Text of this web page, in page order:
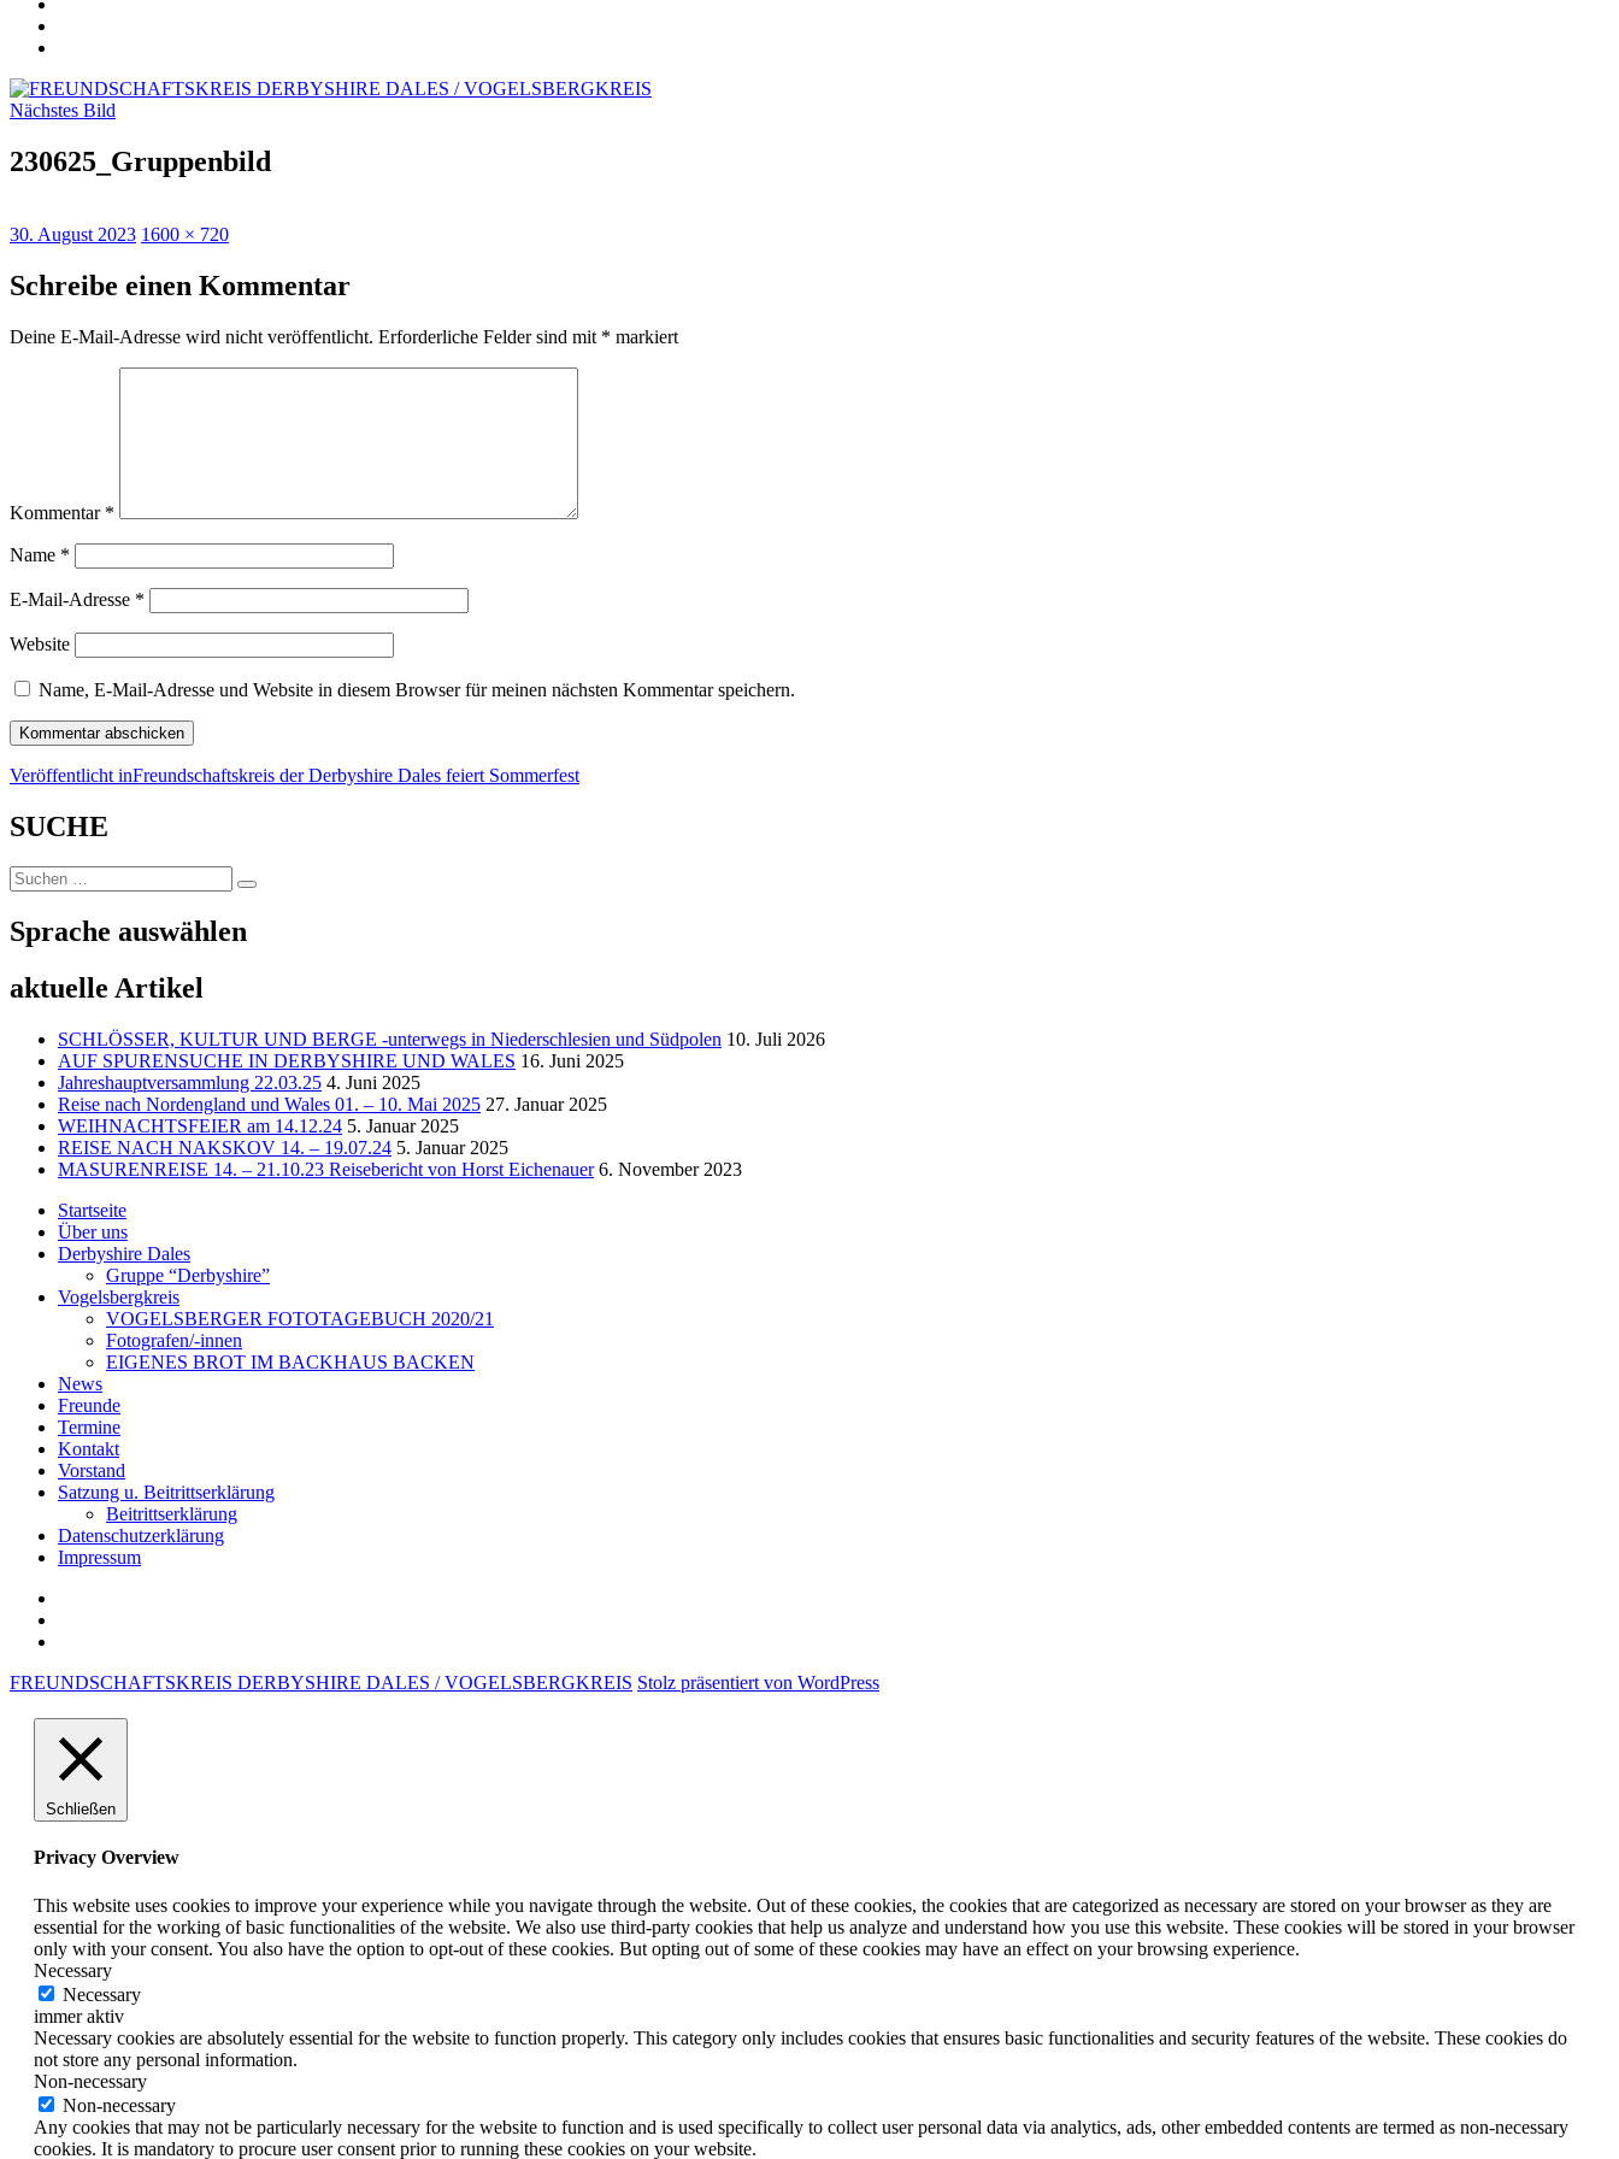
Nächstes Bild
230625_Gruppenbild
Veröffentlicht
30. August 2023 Originalgröße
1600 × 720
Schreibe einen Kommentar
Deine E-Mail-Adresse wird nicht veröffentlicht. Erforderliche Felder sind mit * markiert
Kommentar *
Name *
E-Mail-Adresse *
Website
Name, E-Mail-Adresse und Website in diesem Browser für meinen nächsten Kommentar speichern.
Beitragsnavigation
Veröffentlicht inFreundschaftskreis der Derbyshire Dales feiert Sommerfest
SUCHE
Suchen
nach:
Suchen
Sprache auswählen
aktuelle Artikel
SCHLÖSSER, KULTUR UND BERGE -unterwegs in Niederschlesien und Südpolen 10. Juli 2026
AUF SPURENSUCHE IN DERBYSHIRE UND WALES 16. Juni 2025
Jahreshauptversammlung 22.03.25 4. Juni 2025
Reise nach Nordengland und Wales 01. – 10. Mai 2025 27. Januar 2025
WEIHNACHTSFEIER am 14.12.24 5. Januar 2025
REISE NACH NAKSKOV 14. – 19.07.24 5. Januar 2025
MASURENREISE 14. – 21.10.23 Reisebericht von Horst Eichenauer 6. November 2023
Startseite
Über uns
Derbyshire Dales
Gruppe “Derbyshire”
Vogelsbergkreis
VOGELSBERGER FOTOTAGEBUCH 2020/21
Fotografen/-innen
EIGENES BROT IM BACKHAUS BACKEN
News
Freunde
Termine
Kontakt
Vorstand
Satzung u. Beitrittserklärung
Beitrittserklärung
Datenschutzerklärung
Impressum
FREUNDSCHAFTSKREIS DERBYSHIRE DALES / VOGELSBERGKREIS Stolz präsentiert von WordPress
Schließen
Privacy Overview
This website uses cookies to improve your experience while you navigate through the website. Out of these cookies, the cookies that are categorized as necessary are stored on your browser as they are
essential for the working of basic functionalities of the website. We also use third-party cookies that help us analyze and understand how you use this website. These cookies will be stored in your browser
only with your consent. You also have the option to opt-out of these cookies. But opting out of some of these cookies may have an effect on your browsing experience.
Necessary
Necessary
immer aktiv
Necessary cookies are absolutely essential for the website to function properly. This category only includes cookies that ensures basic functionalities and security features of the website. These cookies do
not store any personal information.
Non-necessary
Non-necessary
Any cookies that may not be particularly necessary for the website to function and is used specifically to collect user personal data via analytics, ads, other embedded contents are termed as non-necessary
cookies. It is mandatory to procure user consent prior to running these cookies on your website.